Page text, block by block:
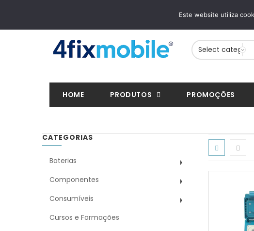
VISA, Mastercard, MBWay...
HOME PRODUTOS PROMOÇÕES
CATEGORIAS
Baterias
Componentes
Consumíveis
Cursos e Formações
Este website utiliza